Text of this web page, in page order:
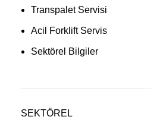
Transpalet Servisi
Acil Forklift Servis
Sektörel Bilgiler
SEKTÖREL